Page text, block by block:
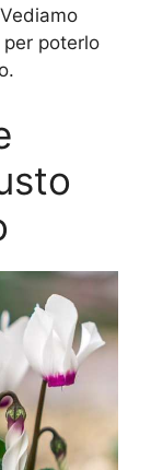
poterlo